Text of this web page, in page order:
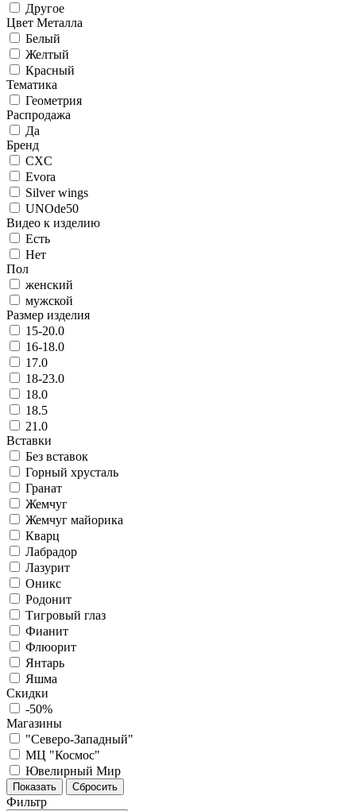
Другое
Цвет Металла
Белый
Желтый
Красный
Тематика
Геометрия
Распродажа
Да
Бренд
CXC
Evora
Silver wings
UNOde50
Видео к изделию
Есть
Нет
Пол
женский
мужской
Размер изделия
15-20.0
16-18.0
17.0
18-23.0
18.0
18.5
21.0
Вставки
Без вставок
Горный хрусталь
Гранат
Жемчуг
Жемчуг майорика
Кварц
Лабрадор
Лазурит
Оникс
Родонит
Тигровый глаз
Фианит
Флюорит
Янтарь
Яшма
Скидки
-50%
Магазины
"Северо-Западный"
МЦ "Космос"
Ювелирный Мир
Фильтр